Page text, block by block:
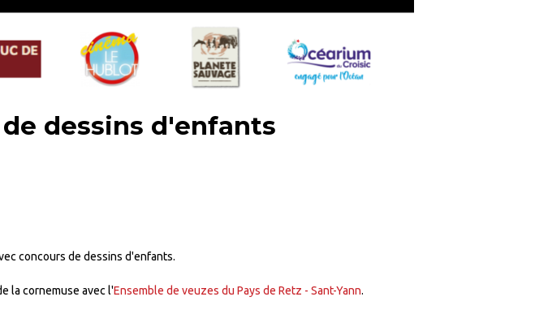
dessins d'enfants
concours de dessins d'enfants.
la cornemuse avec l'Ensemble de veuzes du Pays de Retz - Sant-Yann.